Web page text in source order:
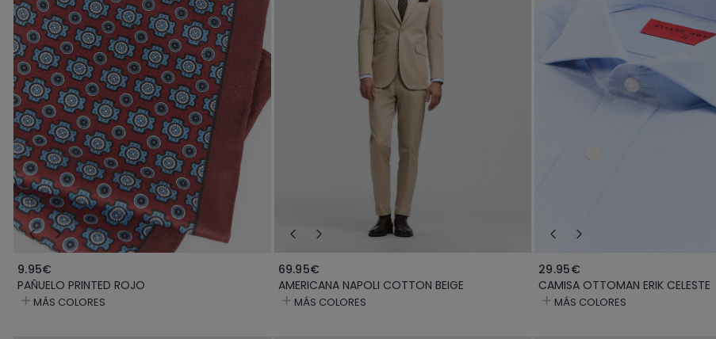
9.95€
PAÑUELO PRINTED ROJO
MÁS COLORES
69.95€
AMERICANA NAPOLI COTTON BEIGE
MÁS COLORES
29.95€
CAMISA OTTOMAN ERIK CELESTE
MÁS COLORES